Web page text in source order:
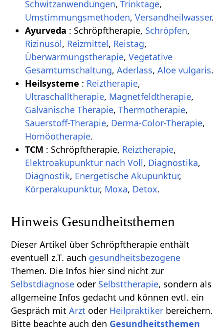
Schwitzanwendungen, Trinktage,
Umstimmungsmethoden, Versandheilwasser.
Ayurveda : Schröpftherapie, Schröpfen,
Rizinusöl, Reizmittel, Reistag,
Überwärmungstherapie, Vegetative
Gesamtumschaltung, Aderlass, Aloe vulgaris.
Heilsysteme : Reiztherapie,
Ultraschalltherapie, Magnetfeldtherapie,
Galvanische Therapie, Thermotherapie,
Sauerstoff-Therapie, Derma-Color-Therapie,
Homöotherapie.
TCM : Schröpftherapie, Reiztherapie,
Elektroakupunktur nach Voll, Diagnostika,
Diagnostik, Energetische Akupunktur,
Körperakupunktur, Moxa, Detox.
Hinweis Gesundheitsthemen
Dieser Artikel über Schröpftherapie enthält
eventuell z.T. auch gesundheitsbezogene
Themen. Die Infos hier sind nicht zur
Selbstdiagnose oder Selbsttherapie, sondern als
allgemeine Infos gedacht und können evtl. ein
Gespräch mitArzt oder Heilpraktiker bereichern.
Bitte beachte auch den Gesundheitsthemen